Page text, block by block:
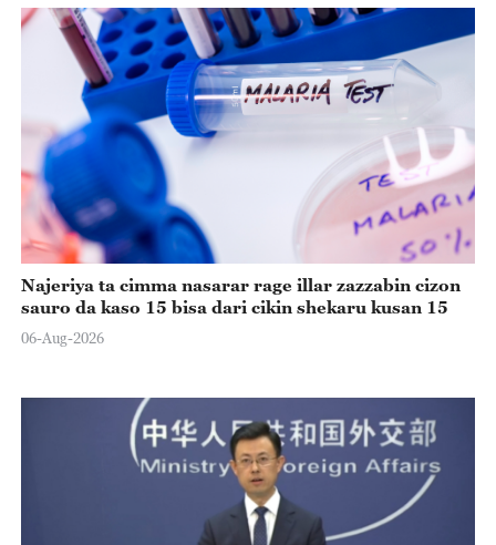
Najeriya ta cimma nasarar rage illar zazzabin cizon
sauro da kaso 15 bisa dari cikin shekaru kusan 15
06-Aug-2026